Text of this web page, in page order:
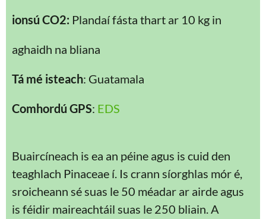
ionsú CO2: Plandaí fásta thart ar 10 kg in
aghaidh na bliana
Tá mé isteach: Guatamala
Comhordú GPS: EDS
Buaircíneach is ea an péine agus is cuid den
teaghlach Pinaceae í. Is crann síorghlas mór é,
sroicheann sé suas le 50 méadar ar airde agus
is féidir maireachtáil suas le 250 bliain. A